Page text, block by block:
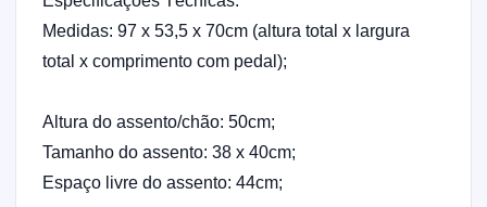
Medidas: 97 x 53,5 x 70cm (altura total x largura
total x comprimento com pedal);
Altura do assento/chão: 50cm;
Tamanho do assento: 38 x 40cm;
Espaço livre do assento: 44cm;